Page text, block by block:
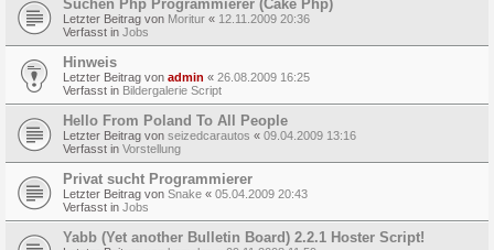
Suchen Php Programmierer (Cake Php)
Letzter Beitrag von Moritur « 12.11.2009 20:36
Verfasst in Jobs
Hinweis
Letzter Beitrag von admin « 26.08.2009 16:25
Verfasst in Bildergalerie Script
Hello From Poland To All People
Letzter Beitrag von seizedcarautos « 09.04.2009 13:16
Verfasst in Vorstellung
Privat sucht Programmierer
Letzter Beitrag von Snake « 05.04.2009 20:43
Verfasst in Jobs
Yabb (Yet another Bulletin Board) 2.2.1 Hoster Script!